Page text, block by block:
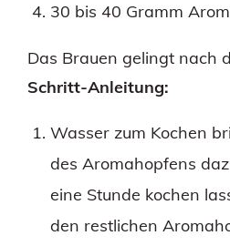
30 bis 40 Gramm
Das Brauen gelingt nach
Schritt-Anleitung:
Wasser zum Kochen
des Aromahopfens
eine Stunde kochen
den restlichen